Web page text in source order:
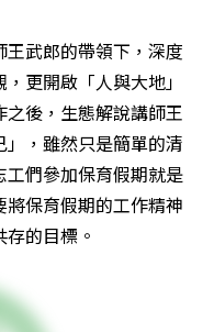
武郎的帶領下，深度
更開啟「人與大地」
後，生態解說講師王
，雖然只是簡單的清
們參加保育假期就是
保育假期的工作精神
的目標。